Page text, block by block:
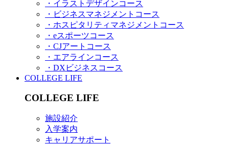
・イラストデザインコース
・ビジネスマネジメントコース
・ホスピタリティマネジメントコース
・eスポーツコース
・CJアートコース
・エアラインコース
・DXビジネスコース
COLLEGE LIFE
COLLEGE LIFE
施設紹介
入学案内
キャリアサポート